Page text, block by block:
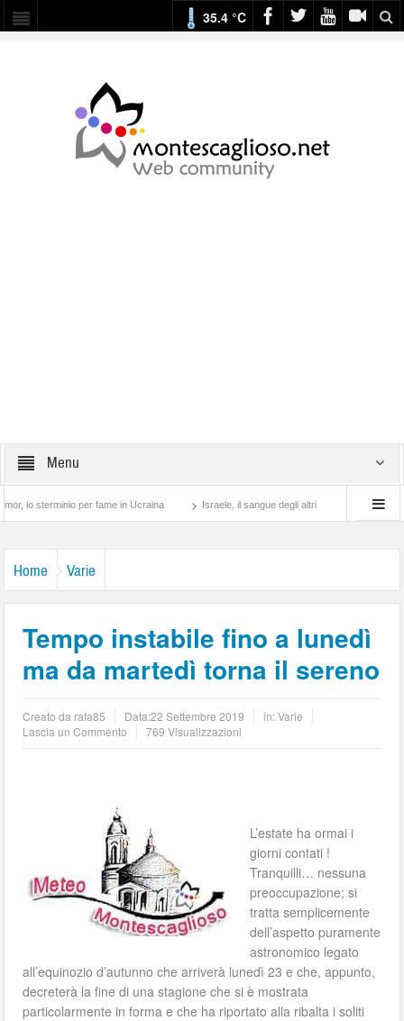
35.4 °C
Menu
per fame in Ucraina Israele, il sangue degli altri Lotta di classe… tra
Home Varie
Tempo instabile fino a lunedì
ma da martedì torna il sereno
Creato da rafa85 Data:22 Settembre 2019 in:Varie
Lascia un Commento
769 Visualizzazioni
L’estate ha ormai i
giorni contati !
Tranquilli… nessuna
preoccupazione; si
tratta semplicemente
dell’aspetto puramente
astronomico legato
all’equinozio d’autunno che arriverà lunedì 23 e che, appunto,
decreterà la fine di una stagione che si è mostrata
particolarmente in forma e che ha riportato alla ribalta i soliti